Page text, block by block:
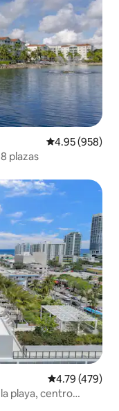
Calificación
4.95 (958)
plazas
Calificación
4.79 (479)
la playa, centro